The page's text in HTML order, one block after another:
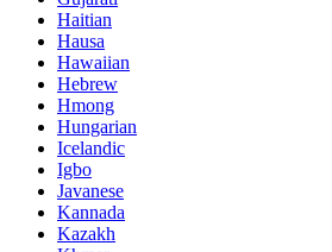
Haitian
Hausa
Hawaiian
Hebrew
Hmong
Hungarian
Icelandic
Igbo
Javanese
Kannada
Kazakh